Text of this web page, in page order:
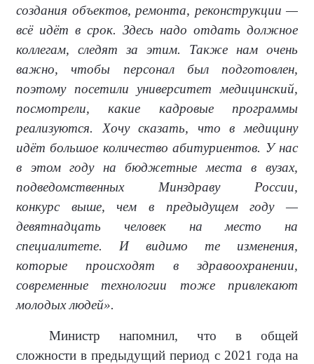
создания объектов, ремонта, реконструкции —
всё идёт в срок. Здесь надо отдать должное
коллегам, следят за этим. Также нам очень
важно, чтобы персонал был подготовлен,
поэтому посетили университет медицинский,
посмотрели, какие кадровые программы
реализуются. Хочу сказать, что в медицину
идёт большое количество абитуриентов. У нас
в этом году на бюджетные места в вузах,
подведомственных Минздраву России,
конкурс выше, чем в предыдущем году —
девятнадцать человек на место на
специалитете. И видимо те изменения,
которые происходят в здравоохранении,
современные технологии тоже привлекают
молодых людей».
Министр напомнил, что в общей
сложности в предыдущий период с 2021 года на